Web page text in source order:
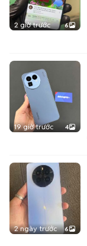
2 giờ trước 6
19 giờ trước 4
2 ngày trước 6